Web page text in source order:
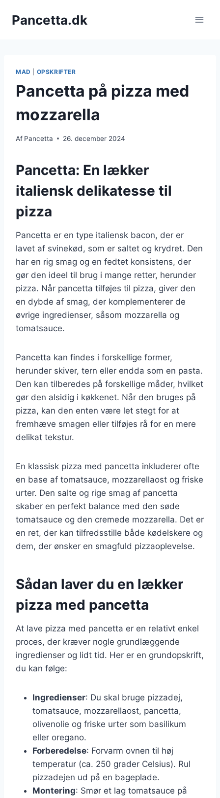
Pancetta.dk
MAD OPSKRIFTER
Pancetta på pizza med
mozzarella
Af Pancetta 26. december 2024
Pancetta: En lækker
italiensk delikatesse til
pizza
Pancetta er en type italiensk bacon, der er
lavet af svinekød, som er saltet og krydret. Den
har en rig smag og en fedtet konsistens, der
gør den ideel til brug i mange retter, herunder
pizza. Når pancetta tilføjes til pizza, giver den
en dybde af smag, der komplementerer de
øvrige ingredienser, såsom mozzarella og
tomatsauce.
Pancetta kan findes i forskellige former,
herunder skiver, tern eller endda som en pasta.
Den kan tilberedes på forskellige måder, hvilket
gør den alsidig i køkkenet. Når den bruges på
pizza, kan den enten være let stegt for at
fremhæve smagen eller tilføjes rå for en mere
delikat tekstur.
En klassisk pizza med pancetta inkluderer ofte
en base af tomatsauce, mozzarellaost og friske
urter. Den salte og rige smag af pancetta
skaber en perfekt balance med den søde
tomatsauce og den cremede mozzarella. Det er
en ret, der kan tilfredsstille både kødelskere og
dem, der ønsker en smagfuld pizzaoplevelse.
Sådan laver du en lækker
pizza med pancetta
At lave pizza med pancetta er en relativt enkel
proces, der kræver nogle grundlæggende
ingredienser og lidt tid. Her er en grundopskrift,
du kan følge:
Ingredienser: Du skal bruge pizzadej,
tomatsauce, mozzarellaost, pancetta,
olivenolie og friske urter som basilikum
eller oregano.
Forberedelse: Forvarm ovnen til høj
temperatur (ca. 250 grader Celsius). Rul
pizzadejen ud på en bageplade.
Montering: Smør et lag tomatsauce på